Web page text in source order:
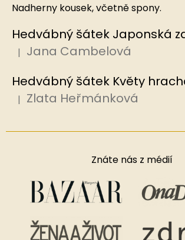
Nadherny kousek, včetně spony.
Hodnocení produktu je 5 z 5 hvězdiček.
| Jana Cambelová
Hodnocení produktu je 5 z 5 hvězdiček.
| Zlata Heřmánková
Znáte nás z médií